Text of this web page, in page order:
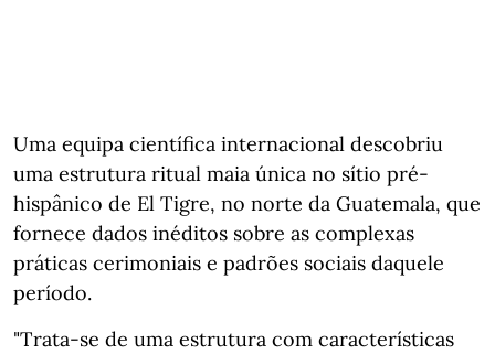
Uma equipa científica internacional descobriu
uma estrutura ritual maia única no sítio pré-
hispânico de El Tigre, no norte da Guatemala, que
fornece dados inéditos sobre as complexas
práticas cerimoniais e padrões sociais daquele
período.
"Trata-se de uma estrutura com características